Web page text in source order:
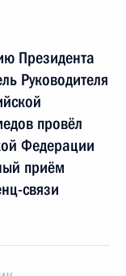
Президента
Руководителя
провёл
Федерации
приём
связи